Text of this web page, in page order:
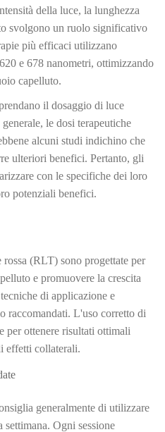
della luce, la lunghezza
svolgono un ruolo significativo
più efficaci utilizzano
e 678 nanometri, ottimizzando
capelluto.
il dosaggio di luce
le dosi terapeutiche
alcuni studi indichino che
ulteriori benefici. Pertanto, gli
con le specifiche dei loro
potenziali benefici.
(RLT) sono progettate per
e promuovere la crescita
di applicazione e
raccomandati. L'uso corretto di
per ottenere risultati ottimali
effetti collaterali.
generalmente di utilizzare
Ogni sessione